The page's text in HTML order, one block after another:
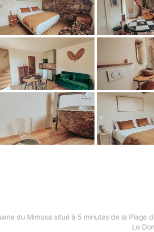
du Mimosa situé à 5 minutes de la
Le